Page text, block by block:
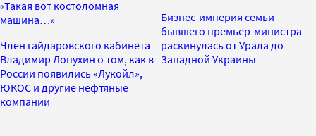
«Такая вот костоломная
машина…»
Член гайдаровского кабинета
Владимир Лопухин о том, как в
России появились «Лукойл»,
ЮКОС и другие нефтяные
компании
Бизнес-империя семьи
бывшего премьер-министра
раскинулась от Урала до
Западной Украины